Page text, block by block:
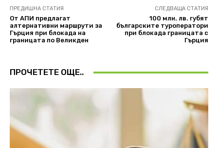
ПРЕДИШНА СТАТИЯ
От АПИ предлагат
алтернативни маршрути за
Гърция при блокада на
границата по Великден
СЛЕДВАЩА СТАТИЯ
100 млн. лв. губят
българските туроператори
при блокада границата с
Гърция
ПРОЧЕТЕТЕ ОЩЕ..